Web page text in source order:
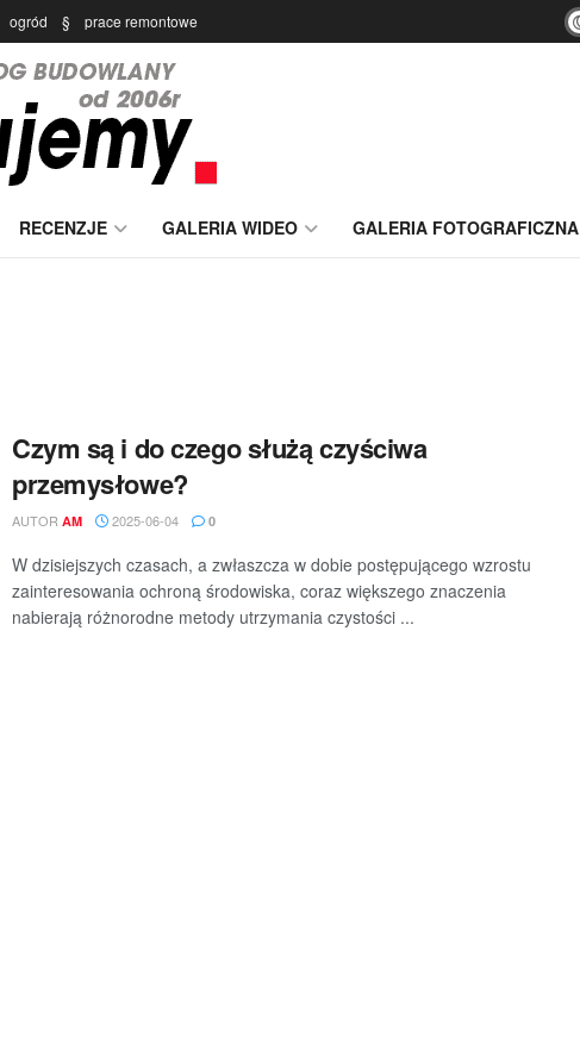
ogród § prace remontowe
RECENZJE GALERIA WIDEO GALERIA FOTOGRAFICZNA
Czym są i do czego służą czyściwa
przemysłowe?
AUTOR AM 2025-06-04 0
W dzisiejszych czasach, a zwłaszcza w dobie postępującego wzrostu
zainteresowania ochroną środowiska, coraz większego znaczenia
nabierają różnorodne metody utrzymania czystości ...